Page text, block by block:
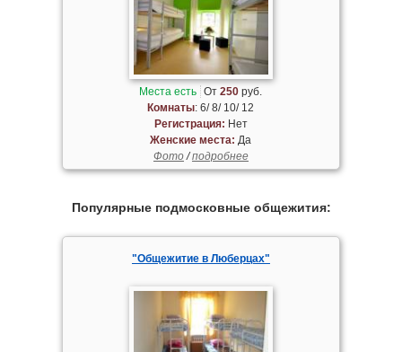
Места есть От250 руб.
Комнаты: 6/ 8/ 10/ 12
Регистрация: Нет
Женские места: Да
Фото/подробнее
Популярные подмосковные общежития:
"Общежитие в Люберцах"